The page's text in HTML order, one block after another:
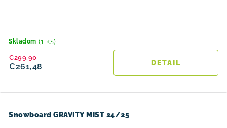
Skladom (1 ks)
€261,48
€299,90
DETAIL
Snowboard GRAVITY MIST 24/25